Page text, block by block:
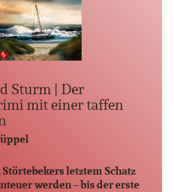
Sturm | Der
mit einer taffen
Störtebekers letztem Schatz
werden – bis der erste